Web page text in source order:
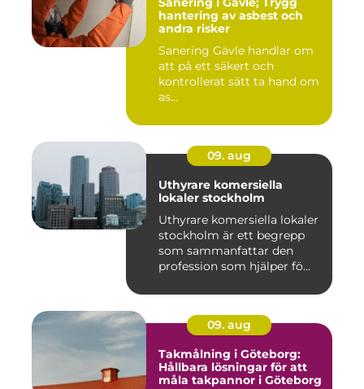
hantering av asbest och
andra risker
Sanering Gävle handlar om
att på ett säkert och
kontrollerat sätt ta hand om
as...
09. aug
Uthyrare komersiella
lokaler stockholm
Uthyrare komersiella lokaler
stockholm är ett begrepp
som sammanfattar den
profession som hjälper fö...
09. aug
Takmålning i Göteborg:
Hållbara lösningar för att
måla takpannor i Göteborg